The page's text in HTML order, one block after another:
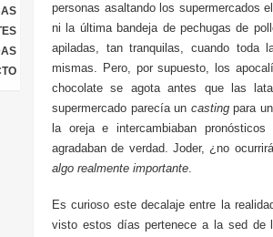
personas asaltando los supermercados
ni la última bandeja de pechugas de
apiladas, tan tranquilas, cuando toda
mismas. Pero, por supuesto, los
chocolate se agota antes que las
supermercado parecía un castingpara
la oreja e intercambiaban
agradaban de verdad. Joder, ¿no
algo realmente importante.
Es curioso este decalaje entre la
visto estos días pertenece a la sed de